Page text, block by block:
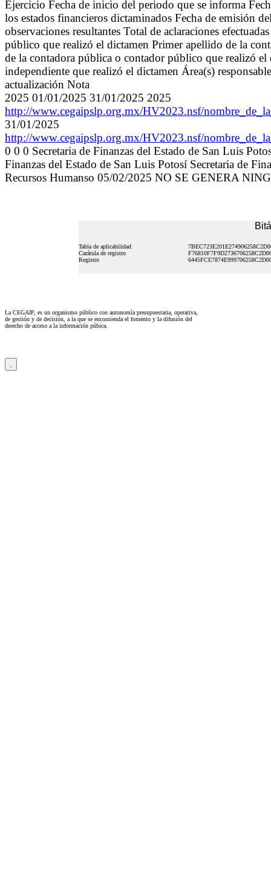
Ejercicio Fecha de inicio del periodo que se informa
los estados financieros dictaminados Fecha de emisión
observaciones resultantes Total de aclaraciones
público que realizó el dictamen Primer apellido de la
de la contadora pública o contador público que realizó
independiente que realizó el dictamen Área(s)
actualización Nota
2025 01/01/2025 31/01/2025 2025
http://www.cegaipslp.org.mx/HV2023.nsf/
31/01/2025
http://www.cegaipslp.org.mx/HV2023.nsf/
0 0 0 Secretaria de Finanzas del Estado de San Luis
Finanzas del Estado de San Luis Potosí Secretaria de
Recursos Humanso 05/02/2025 NO SE GENERA
Tabla de aplicabilidad
Carátula de registro
Registro
La CEGAIP, es un organismo público con autonomía presupuestaria, operativa,
de gestión y de decisión, a la que se encomienda el fomento y la difusión del
derecho de acceso a la información púbica.